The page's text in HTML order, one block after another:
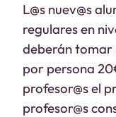
L@s nuev@s
regulares en
deberán tomar
por persona
profesor@s el
profesor@s